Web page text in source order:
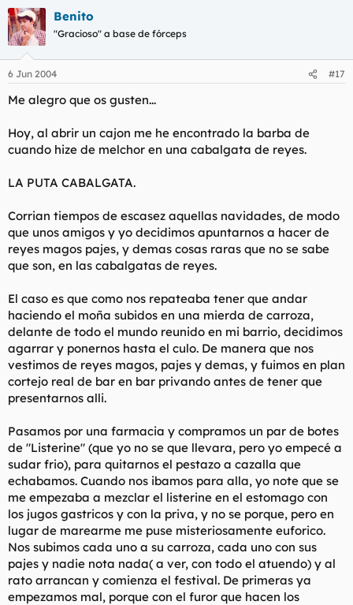
Benito
"Gracioso" a base de fórceps
6 Jun 2004 #17
Me alegro que os gusten...
Hoy, al abrir un cajon me he encontrado la barba de
cuando hize de melchor en una cabalgata de reyes.
LA PUTA CABALGATA.
Corrian tiempos de escasez aquellas navidades, de modo
que unos amigos y yo decidimos apuntarnos a hacer de
reyes magos pajes, y demas cosas raras que no se sabe
que son, en las cabalgatas de reyes.
El caso es que como nos repateaba tener que andar
haciendo el moña subidos en una mierda de carroza,
delante de todo el mundo reunido en mi barrio, decidimos
agarrar y ponernos hasta el culo. De manera que nos
vestimos de reyes magos, pajes y demas, y fuimos en plan
cortejo real de bar en bar privando antes de tener que
presentarnos alli.
Pasamos por una farmacia y compramos un par de botes
de "Listerine" (que yo no se que llevara, pero yo empecé a
sudar frio), para quitarnos el pestazo a cazalla que
echabamos. Cuando nos ibamos para alla, yo note que se
me empezaba a mezclar el listerine en el estomago con
los jugos gastricos y con la priva, y no se porque, pero en
lugar de marearme me puse misteriosamente euforico.
Nos subimos cada uno a su carroza, cada uno con sus
pajes y nadie nota nada( a ver, con todo el atuendo) y al
rato arrancan y comienza el festival. De primeras ya
empezamos mal, porque con el furor que hacen los